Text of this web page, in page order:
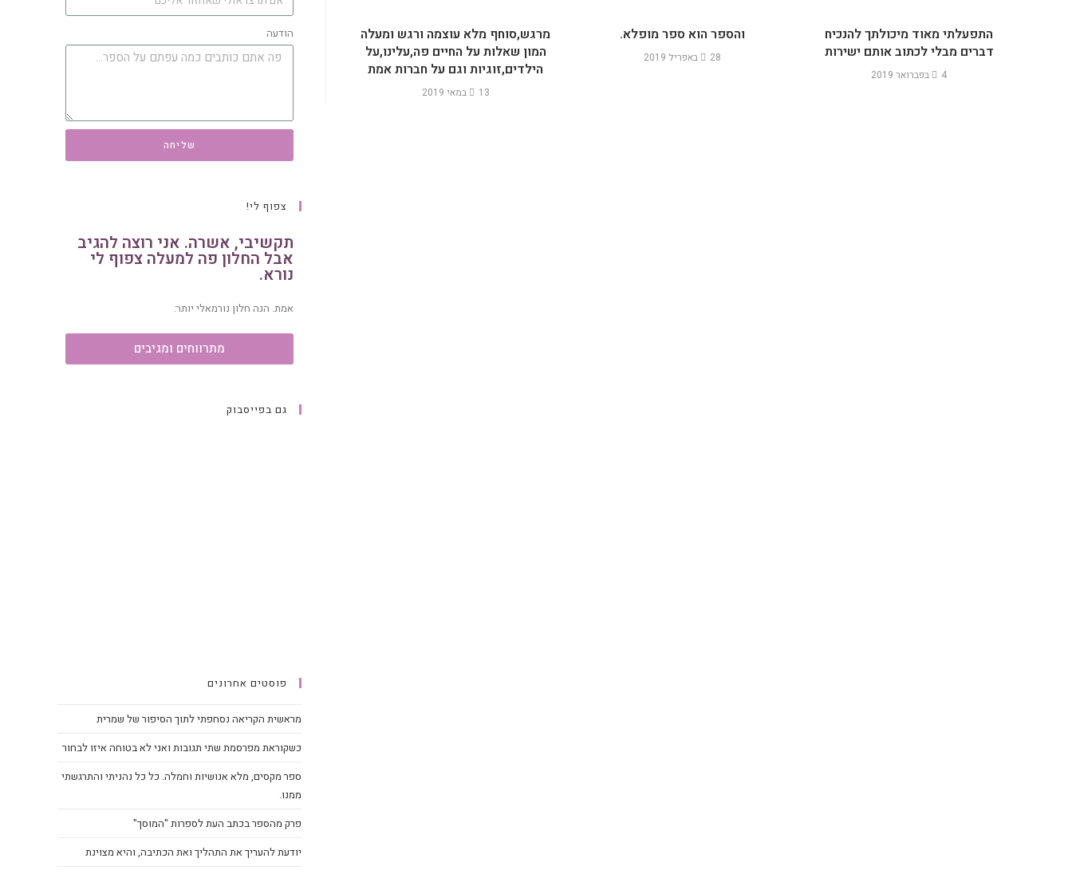
מרגש,סוחף מלא עוצמה ורגש ומעלה
המון שאלות על החיים פה,עלינו,על
הילדים,זוגיות וגם על חברות אמת
13 במאי 2019
והספר הוא ספר מופלא.
28 באפריל 2019
התפעלתי מאוד מיכולתך להנכיח
דברים מבלי לכתוב אותם ישירות
4 בפברואר 2019
הודעה
שליחה
צפוף לי!
תקשיבי, אשרה. אני רוצה להגיב
אבל החלון פה למעלה צפוף לי
נורא.
אמת. הנה חלון נורמאלי יותר:
מתרווחים ומגיבים
גם בפייסבוק
פוסטים אחרונים
מראשית הקריאה נסחפתי לתוך הסיפור של שמרית
כשקוראת מפרסמת שתי תגובות ואני לא בטוחה איזו לבחור
ספר מקסים, מלא אנושיות וחמלה. כל כל נהניתי והתרגשתי
ממנו.
פרק מהספר בכתב העת לספרות "המוסך"
יודעת להעריך את התהליך ואת הכתיבה, והיא מצוינת